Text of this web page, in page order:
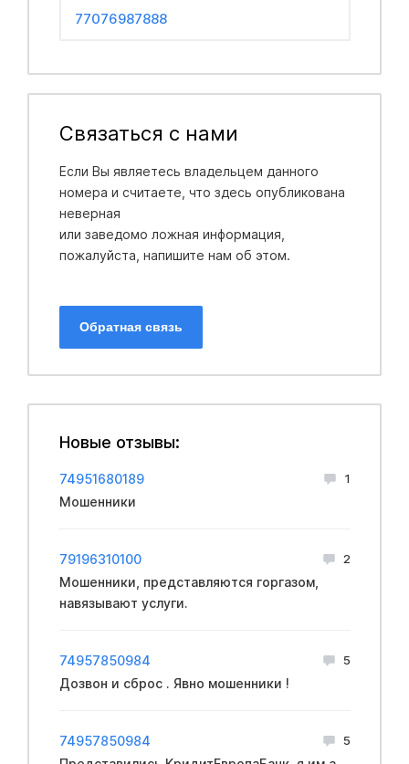
77076987888
Связаться с нами
Если Вы являетесь владельцем данного
номера и считаете, что здесь опубликована
неверная
или заведомо ложная информация,
пожалуйста, напишите нам об этом.
Обратная связь
Новые отзывы:
74951680189 1
Мошенники
79196310100 2
Мошенники, представляются горгазом,
навязывают услуги.
74957850984 5
Дозвон и сброс . Явно мошенники !
74957850984 5